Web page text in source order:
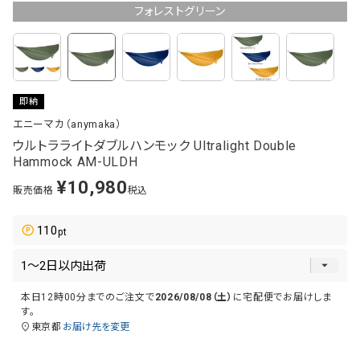
フォレストグリーン
即納
エニーマカ（anymaka）
ウルトラライトダブルハンモック Ultralight Double
Hammock AM-ULDH
販売価格 ¥10,980税込
110
本日12時00分 までのご注文で2026/08/08（土） に宅配便でお届けしま
す。
東京都 お届け先を変更